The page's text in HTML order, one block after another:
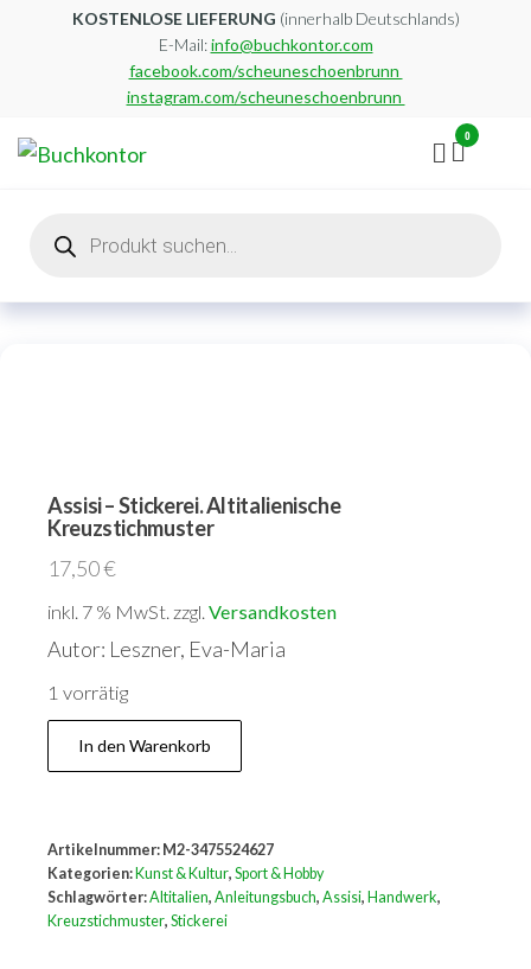
KOSTENLOSE LIEFERUNG (innerhalb Deutschlands)
E-Mail:info@buchkontor.com
facebook.com/scheuneschoenbrunn
instagram.com/scheuneschoenbrunn
0
search
Assisi – Stickerei. Altitalienische
Kreuzstichmuster
17,50€
inkl. 7 % MwSt. zzgl. Versandkosten
Autor: Leszner, Eva-Maria
1 vorrätig
Assisi
-
Kreuzstichmuster
Menge
In den Warenkorb
Artikelnummer: M2-3475524627
Kategorien: Kunst & Kultur, Sport & Hobby
Schlagwörter:Altitalien, Anleitungsbuch, Assisi, Handwerk,
Kreuzstichmuster, Stickerei